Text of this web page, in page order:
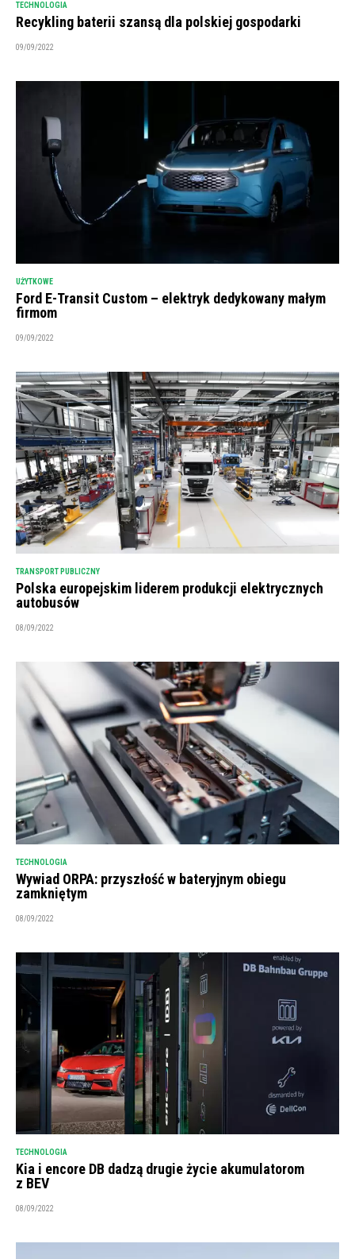
TECHNOLOGIA
Recykling baterii szansą dla polskiej gospodarki
09/09/2022
UŻYTKOWE
Ford E-Transit Custom – elektryk dedykowany małym
firmom
09/09/2022
TRANSPORT PUBLICZNY
Polska europejskim liderem produkcji elektrycznych
autobusów
08/09/2022
TECHNOLOGIA
Wywiad ORPA: przyszłość w bateryjnym obiegu
zamkniętym
08/09/2022
TECHNOLOGIA
Kia i encore DB dadzą drugie życie akumulatorom
z BEV
08/09/2022